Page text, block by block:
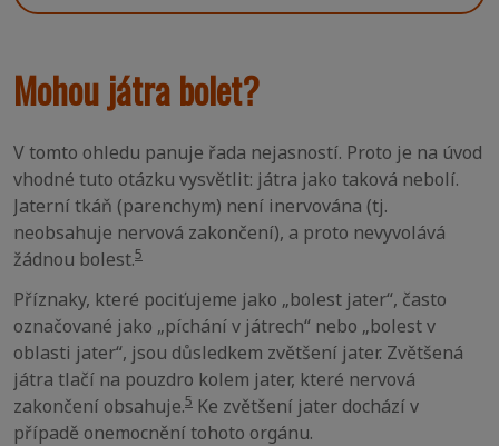
Mohou játra bolet?
V tomto ohledu panuje řada nejasností. Proto je na úvod
vhodné tuto otázku vysvětlit: játra jako taková nebolí.
Jaterní tkáň (parenchym) není inervována (tj.
neobsahuje nervová zakončení), a proto nevyvolává
žádnou bolest.5
Příznaky, které pociťujeme jako „bolest jater“, často
označované jako „píchání v játrech“ nebo „bolest v
oblasti jater“, jsou důsledkem zvětšení jater. Zvětšená
játra tlačí na pouzdro kolem jater, které nervová
zakončení obsahuje.5 Ke zvětšení jater dochází v
případě onemocnění tohoto orgánu.